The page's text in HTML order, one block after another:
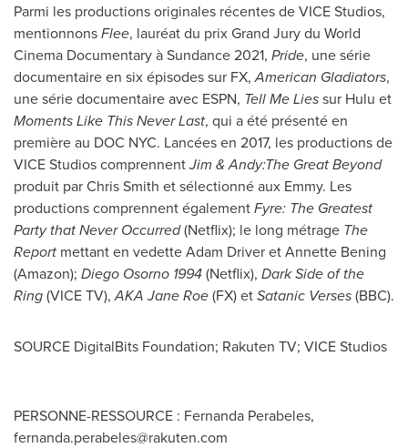
Parmi les productions originales récentes de VICE Studios,
mentionnonsFlee, lauréat du prix Grand Jury du World
Cinema Documentary àSundance2021, Pride, une série
documentaire en six épisodes sur FX,American Gladiators,
une série documentaire avec ESPN, Tell Me Liessur Hulu et
Moments Like This Never Last, qui a été présenté en
première au DOC NYC. Lancées en 2017, les productions de
VICE Studios comprennentJim & Andy:The Great Beyond
produit par Chris Smith et sélectionné aux Emmy. Les
productions comprennent égalementFyre: The Greatest
Party that Never Occurred(Netflix); le long métrage The
Report mettant en vedetteAdam DriveretAnnette Bening
(Amazon); Diego Osorno 1994(Netflix), Dark Side of the
Ring(VICE TV),AKA Jane Roe(FX) etSatanic Verses(BBC).
SOURCE DigitalBits Foundation; Rakuten TV; VICE Studios
PERSONNE-RESSOURCE : Fernanda Perabeles,
fernanda.perabeles@rakuten.com